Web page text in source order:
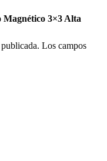
3×3 Alta
Los campos